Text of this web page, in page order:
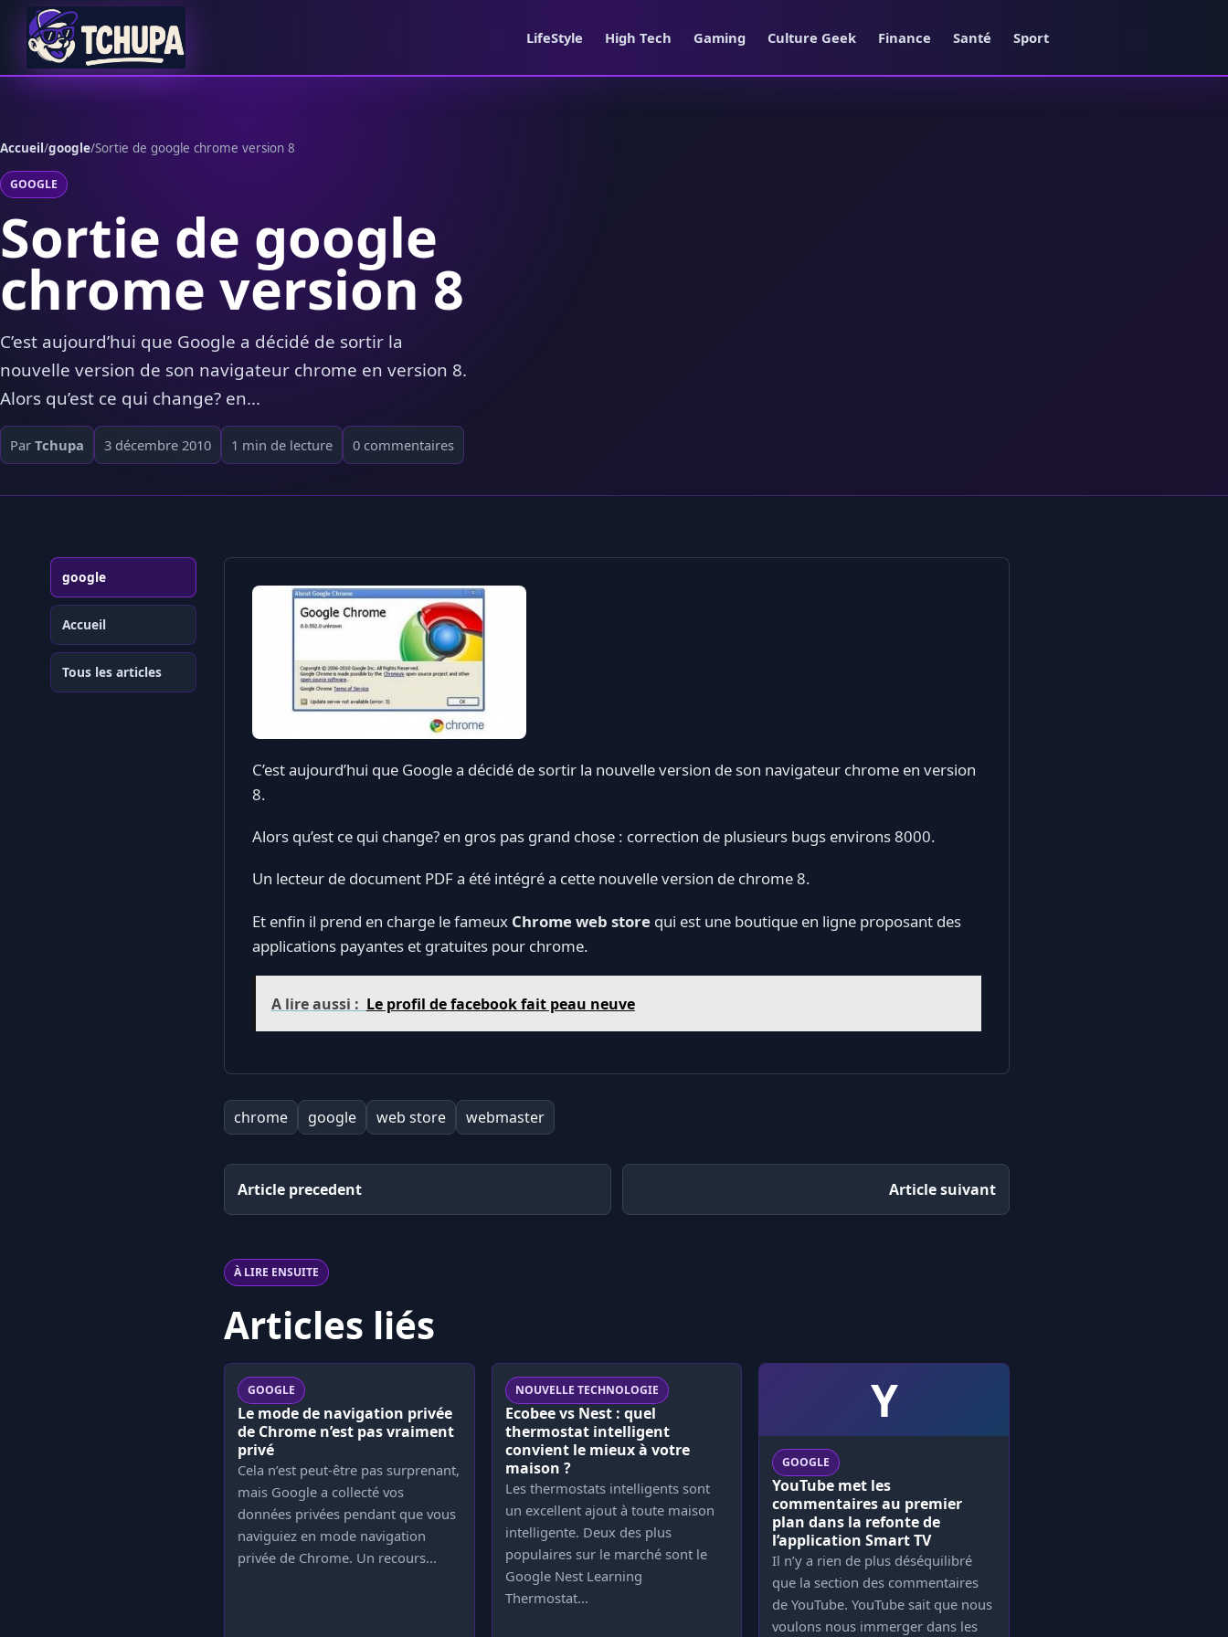
Aller au contenu
LifeStyle High Tech Gaming Culture Geek Finance Santé Sport
Accueil/google/Sortie de google chrome version 8
GOOGLE
Sortie de google
chrome version 8
C’est aujourd’hui que Google a décidé de sortir la
nouvelle version de son navigateur chrome en version 8.
Alors qu’est ce qui change? en...
Par Tchupa 3 décembre 2010 1 min de lecture 0 commentaires
google
Accueil
Tous les articles
C’est aujourd’hui que Google a décidé de sortir la nouvelle version de son navigateur chrome en version
8.
Alors qu’est ce qui change? en gros pas grand chose : correction de plusieurs bugs environs 8000.
Un lecteur de document PDF a été intégré a cette nouvelle version de chrome 8.
Et enfin il prend en charge le fameux Chrome web store qui est une boutique en ligne proposant des
applications payantes et gratuites pour chrome.
A lire aussi : Le profil de facebook fait peau neuve
chrome google web store webmaster
Article precedent Article suivant
À LIRE ENSUITE
Articles liés
GOOGLE
Le mode de navigation privée
de Chrome n’est pas vraiment
privé
Cela n’est peut-être pas surprenant,
mais Google a collecté vos
données privées pendant que vous
naviguiez en mode navigation
privée de Chrome. Un recours...
NOUVELLE TECHNOLOGIE
Ecobee vs Nest : quel
thermostat intelligent
convient le mieux à votre
maison ?
Les thermostats intelligents sont
un excellent ajout à toute maison
intelligente. Deux des plus
populaires sur le marché sont le
Google Nest Learning
Thermostat...
Y
GOOGLE
YouTube met les
commentaires au premier
plan dans la refonte de
l’application Smart TV
Il n’y a rien de plus déséquilibré
que la section des commentaires
de YouTube. YouTube sait que nous
voulons nous immerger dans les